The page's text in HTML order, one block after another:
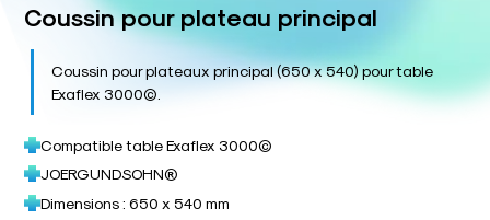
Coussin pour plateau principal
Coussin pour plateaux principal (650 x 540) pour table
Exaflex 3000©.
Compatible table Exaflex 3000©
JOERGUNDSOHN®
Dimensions : 650 x 540 mm